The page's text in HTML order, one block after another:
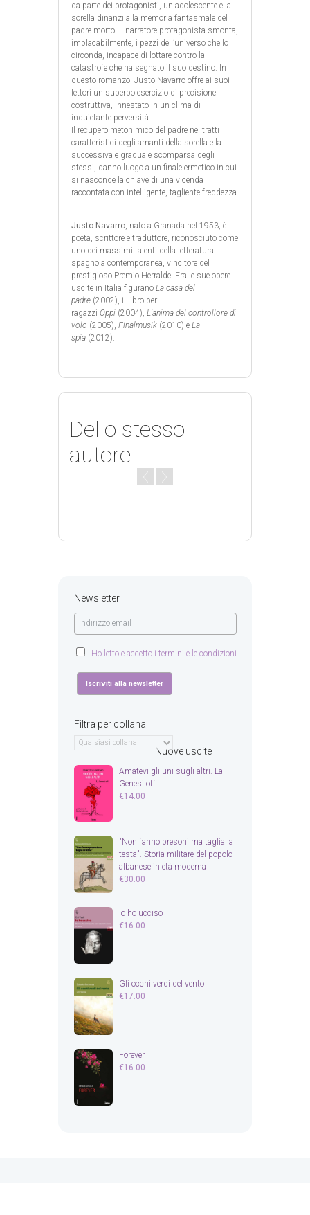
da parte dei protagonisti, un adolescente e la
sorella dinanzi alla memoria fantasmale del
padre morto. Il narratore protagonista smonta,
implacabilmente, i pezzi dell’universo che lo
circonda, incapace di lottare contro la
catastrofe che ha segnato il suo destino. In
questo romanzo, Justo Navarro offre ai suoi
lettori un superbo esercizio di precisione
costruttiva, innestato in un clima di
inquietante perversità.
Il recupero metonimico del padre nei tratti
caratteristici degli amanti della sorella e la
successiva e graduale scomparsa degli
stessi, danno luogo a un finale ermetico in cui
si nasconde la chiave di una vicenda
raccontata con intelligente, tagliente freddezza.
Justo Navarro, nato a Granada nel 1953, è
poeta, scrittore e traduttore, riconosciuto come
uno dei massimi talenti della letteratura
spagnola contemporanea, vincitore del
prestigioso Premio Herralde. Fra le sue opere
uscite in Italia figurano La casa del
padre (2002), il libro per
ragazzi Oppi (2004), L’anima del controllore di
volo (2005), Finalmusik (2010) e La
spia (2012).
Dello stesso
autore
Newsletter
Ho letto e accetto i termini e le condizioni
Filtra per collana
Nuove uscite
Amatevi gli uni sugli altri. La
Genesi off
€14.00
"Non fanno presoni ma taglia la
testa". Storia militare del popolo
albanese in età moderna
€30.00
Io ho ucciso
€16.00
Gli occhi verdi del vento
€17.00
Forever
€16.00